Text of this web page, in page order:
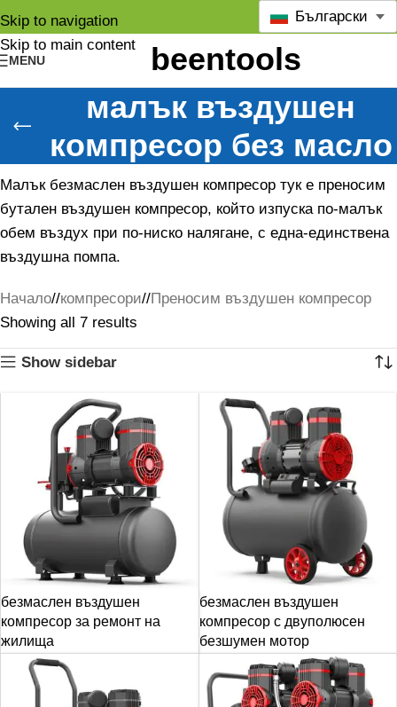
Skip to navigation
Skip to main content
MENU
Български
малък въздушен
компресор без масло
Малък безмаслен въздушен компресор тук е преносим
бутален въздушен компресор, който изпуска по-малък
обем въздух при по-ниско налягане, с една-единствена
въздушна помпа.
Начало/ компресори/ Преносим въздушен компресор
Showing all 7 results
Show sidebar
безмаслен въздушен
компресор за ремонт на
жилища
безмаслен въздушен
компресор с двуполюсен
безшумен мотор